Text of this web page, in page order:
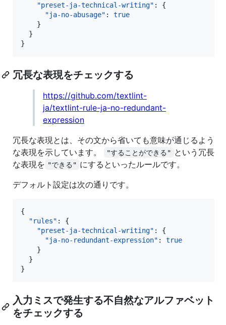
"preset-ja-technical-writing" : {
"ja-no-abusage" : true
    }
  }
}
冗長な表現をチェックする
https://github.com/textlint-
ja/textlint-rule-ja-no-redundant-
expression
冗長な表現とは、その文から省いても意味が通じるよう
な表現を示しています。
"することができる" という冗長
な表現を "できる" にするといったルールです。
デフォルト設定は次の通りです。
{
"rules" : {
"preset-ja-technical-writing" : {
"ja-no-redundant-expression" : true
    }
  }
}
入力ミスで発生する不自然なアルファベット
をチェックする